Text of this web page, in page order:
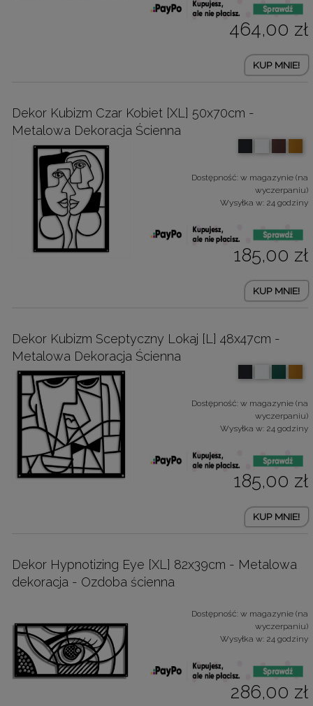
464,00 zł
KUP MNIE!
Dekor Kubizm Czar Kobiet [XL] 50x70cm -
Metalowa Dekoracja Ścienna
Dostępność: w magazynie (na
wyczerpaniu)
Wysyłka w: 24 godziny
185,00 zł
KUP MNIE!
Dekor Kubizm Sceptyczny Lokaj [L] 48x47cm -
Metalowa Dekoracja Ścienna
Dostępność: w magazynie (na
wyczerpaniu)
Wysyłka w: 24 godziny
185,00 zł
KUP MNIE!
Dekor Hypnotizing Eye [XL] 82x39cm - Metalowa
dekoracja - Ozdoba ścienna
Dostępność: w magazynie (na
wyczerpaniu)
Wysyłka w: 24 godziny
286,00 zł